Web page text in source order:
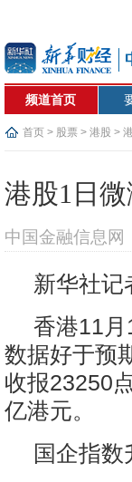
频道首页
首页 > 股票 > 港股 >
港股1日微
中国金融信息网
新华社记
香港11
数据好于预
收报23250
亿港元。
国企指